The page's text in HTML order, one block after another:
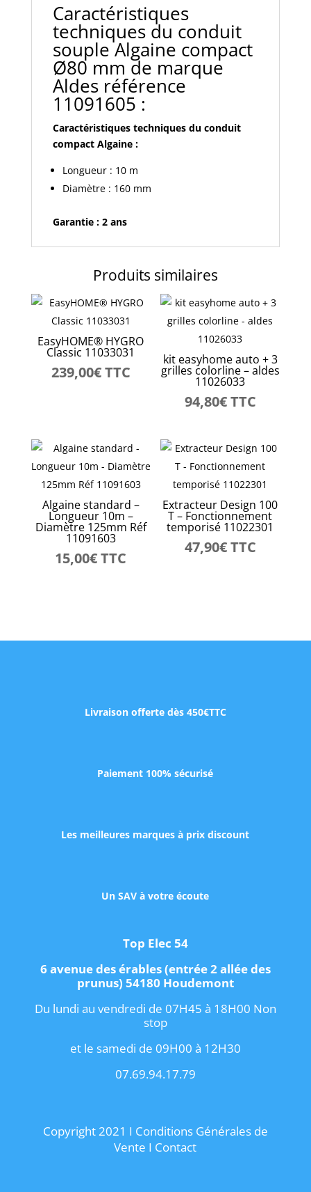
Caractéristiques
techniques du conduit
souple Algaine compact
Ø80 mm de marque
Aldes référence
11091605 :
Caractéristiques techniques du conduit
compact Algaine :
Longueur : 10 m
Diamètre : 160 mm
Garantie : 2 ans
Produits similaires
EasyHOME® HYGRO
Classic 11033031
239,00€TTC
kit easyhome auto + 3
grilles colorline – aldes
11026033
94,80€TTC
Algaine standard –
Longueur 10m –
Diamètre 125mm Réf
11091603
15,00€TTC
Extracteur Design 100
T – Fonctionnement
temporisé 11022301
47,90€TTC
Livraison offerte dès 450€TTC
Paiement 100% sécurisé
Les meilleures marques à prix discount
Un SAV à votre écoute
Top Elec 54
6 avenue des érables (entrée 2 allée des
prunus) 54180 Houdemont
Du lundi au vendredi de 07H45 à 18H00 Non
stop
et le samedi de 09H00 à 12H30
07.69.94.17.79
Copyright 2021 I Conditions Générales de
Vente I Contact